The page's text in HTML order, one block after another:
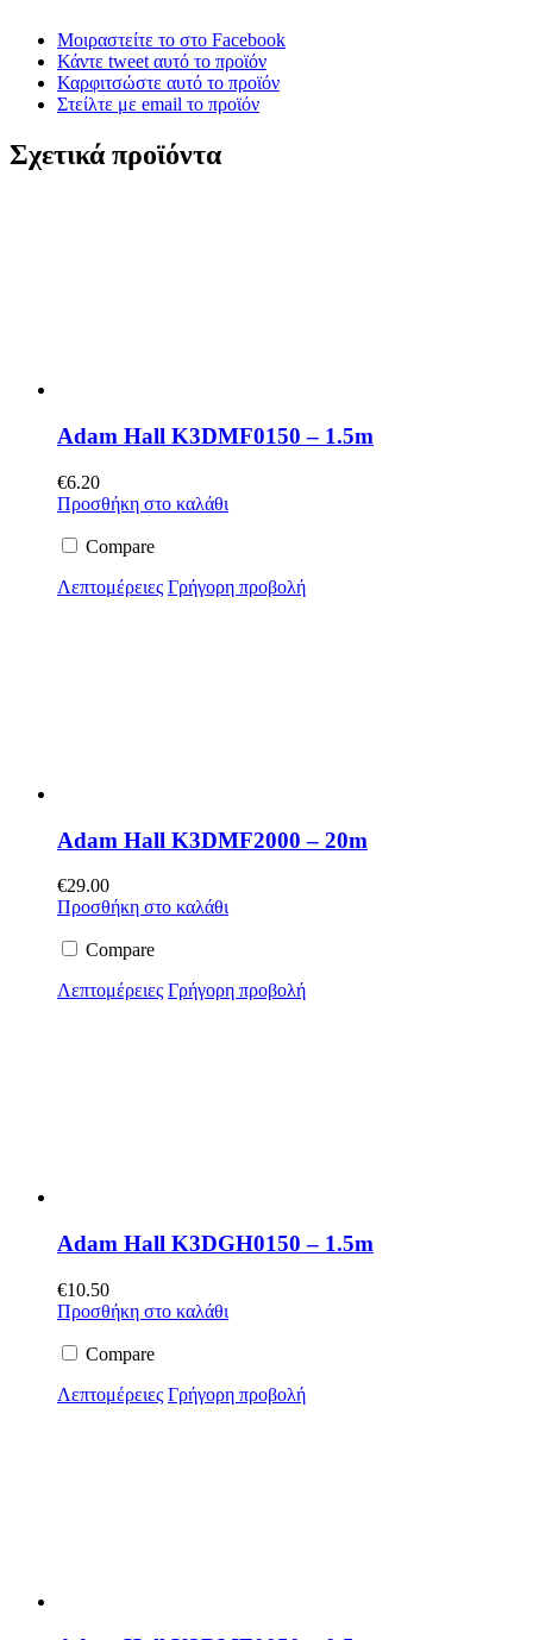
Μοιραστείτε το στο Facebook
Κάντε tweet αυτό το προϊόν
Καρφιτσώστε αυτό το προϊόν
Στείλτε με email το προϊόν
Σχετικά προϊόντα
Adam Hall K3DMF0150 – 1.5m
€6.20
Προσθήκη στο καλάθι
Compare
Λεπτομέρειες Γρήγορη προβολή
Adam Hall K3DMF2000 – 20m
€29.00
Προσθήκη στο καλάθι
Compare
Λεπτομέρειες Γρήγορη προβολή
Adam Hall K3DGH0150 – 1.5m
€10.50
Προσθήκη στο καλάθι
Compare
Λεπτομέρειες Γρήγορη προβολή